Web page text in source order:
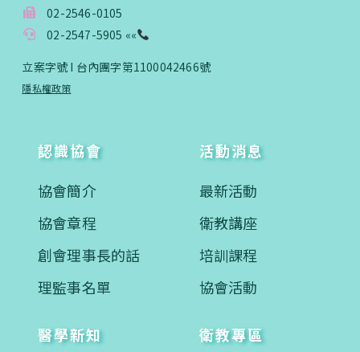
02-2546-0105
02-2547-5905 ««
立案字號 I 台內團字第1100042466號
隱私權政策
認識協會
協會簡介
協會章程
創會理事長的話
理監事名單
活動消息
最新活動
衛教講座
培訓課程
協會活動
醫學新知
衛教專區